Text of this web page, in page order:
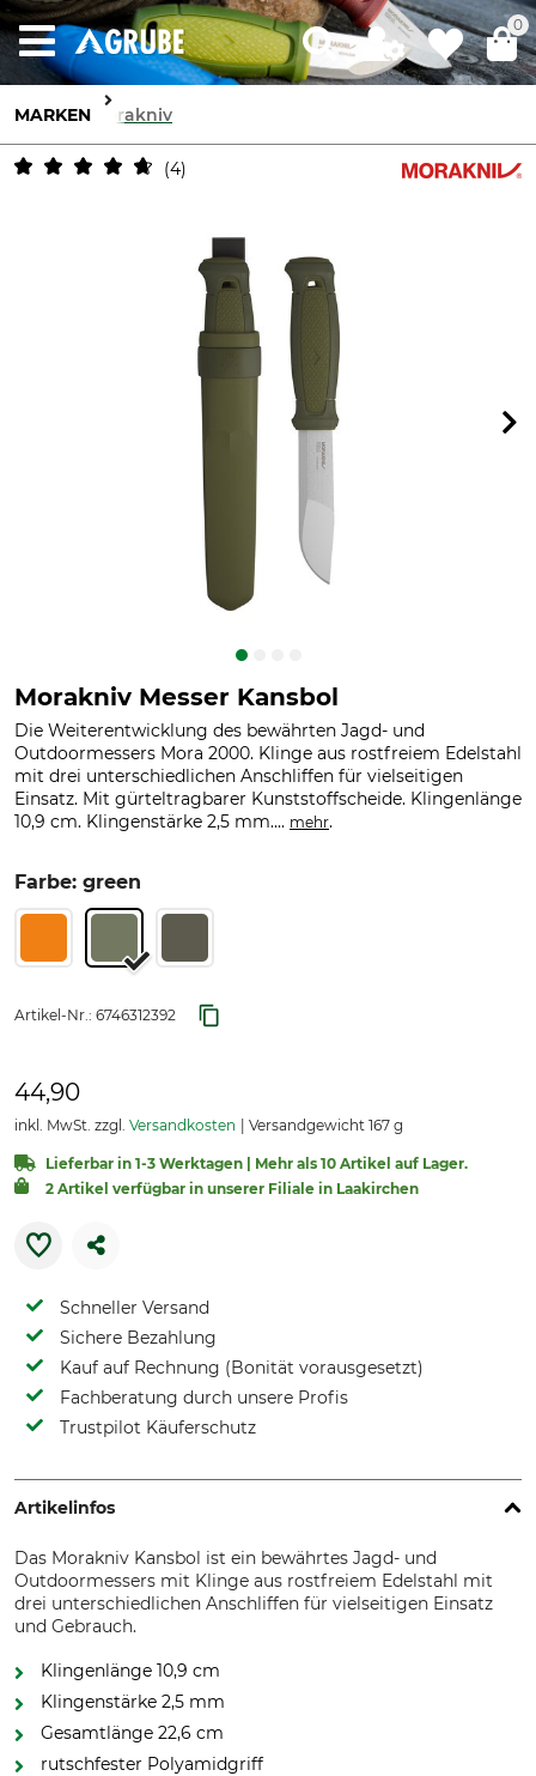
0
MARKEN Morakniv
4
Morakniv Messer Kansbol
Die Weiterentwicklung des bewährten Jagd- und
Outdoormessers Mora 2000. Klinge aus rostfreiem Edelstahl
mit drei unterschiedlichen Anschliffen für vielseitigen
Einsatz. Mit gürteltragbarer Kunststoffscheide. Klingenlänge
10,9 cm. Klingenstärke 2,5 mm.... mehr.
Farbe: green
Artikel-Nr.: 6746312392
44,90
inkl. MwSt. zzgl. Versandkosten Versandgewicht 167 g
Lieferbar in 1-3 Werktagen | Mehr als 10 Artikel auf Lager.
2 Artikel verfügbar in unserer Filiale in Laakirchen
Schneller Versand
Sichere Bezahlung
Kauf auf Rechnung (Bonität vorausgesetzt)
Fachberatung durch unsere Profis
Trustpilot Käuferschutz
Artikelinfos
Das Morakniv Kansbol ist ein bewährtes Jagd- und
Outdoormessers mit Klinge aus rostfreiem Edelstahl mit
drei unterschiedlichen Anschliffen für vielseitigen Einsatz
und Gebrauch.
Klingenlänge 10,9 cm
Klingenstärke 2,5 mm
Gesamtlänge 22,6 cm
rutschfester Polyamidgriff